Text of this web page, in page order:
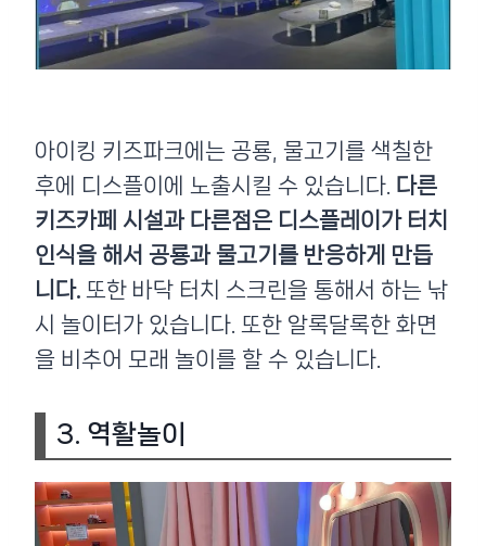
아이킹 키즈파크에는 공룡, 물고기를 색칠한
후에 디스플이에 노출시킬 수 있습니다. 다른
키즈카페 시설과 다른점은 디스플레이가 터치
인식을 해서 공룡과 물고기를 반응하게 만듭
니다. 또한 바닥 터치 스크린을 통해서 하는 낚
시 놀이터가 있습니다. 또한 알록달록한 화면
을 비추어 모래 놀이를 할 수 있습니다.
3. 역활놀이